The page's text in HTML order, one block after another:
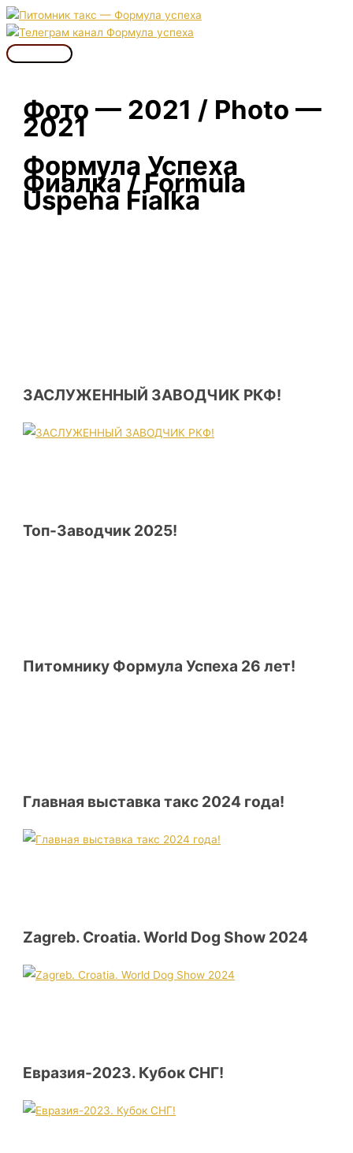
Перейти
к
содержимому
Главное
Фото — 2021 / Photo —
2021
Формула Успеха
Фиалка / Formula
Uspeha Fialka
ЗАСЛУЖЕННЫЙ ЗАВОДЧИК РКФ!
Топ-Заводчик 2025!
Питомнику Формула Успеха 26 лет!
Главная выставка такс 2024 года!
Zagreb. Croatia. World Dog Show 2024
Евразия-2023. Кубок СНГ!